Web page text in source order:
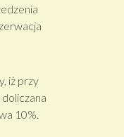
iż przy
10%.